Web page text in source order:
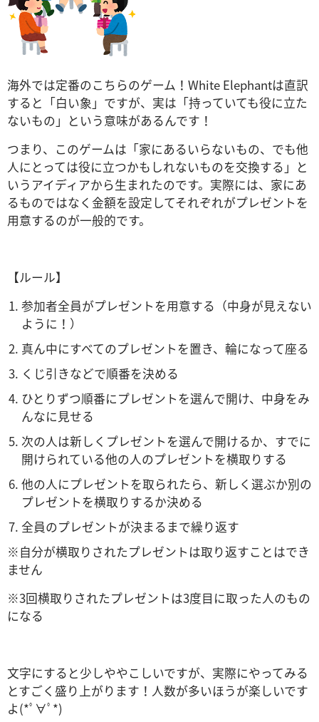
海外では定番のこちらのゲーム！ White Elephantは直訳
すると「白い象」ですが、実は「持っていても役に立た
ないもの」という意味があるんです！
つまり、このゲームは「家にあるいらないもの、でも他
人にとっては役に立つかもしれないものを交換する」と
いうアイディアから生まれたのです。 実際には、家にあ
るものではなく金額を設定してそれぞれがプレゼントを
用意するのが一般的です。
【ルール】
参加者全員がプレゼントを用意する（中身が見えない
ように！）
真ん中にすべてのプレゼントを置き、輪になって座る
くじ引きなどで順番を決める
ひとりずつ順番にプレゼントを選んで開け、中身をみ
んなに見せる
次の人は新しくプレゼントを選んで開けるか、すでに
開けられている他の人のプレゼントを横取りする
他の人にプレゼントを取られたら、新しく選ぶか別の
プレゼントを横取りするか決める
全員のプレゼントが決まるまで繰り返す
※自分が横取りされたプレゼントは取り返すことはでき
ません
※3回横取りされたプレゼントは3度目に取った人のもの
になる
文字にすると少しややこしいですが、実際にやってみる
とすごく盛り上がります！ 人数が多いほうが楽しいです
よ(*ﾟ∀ﾟ*)